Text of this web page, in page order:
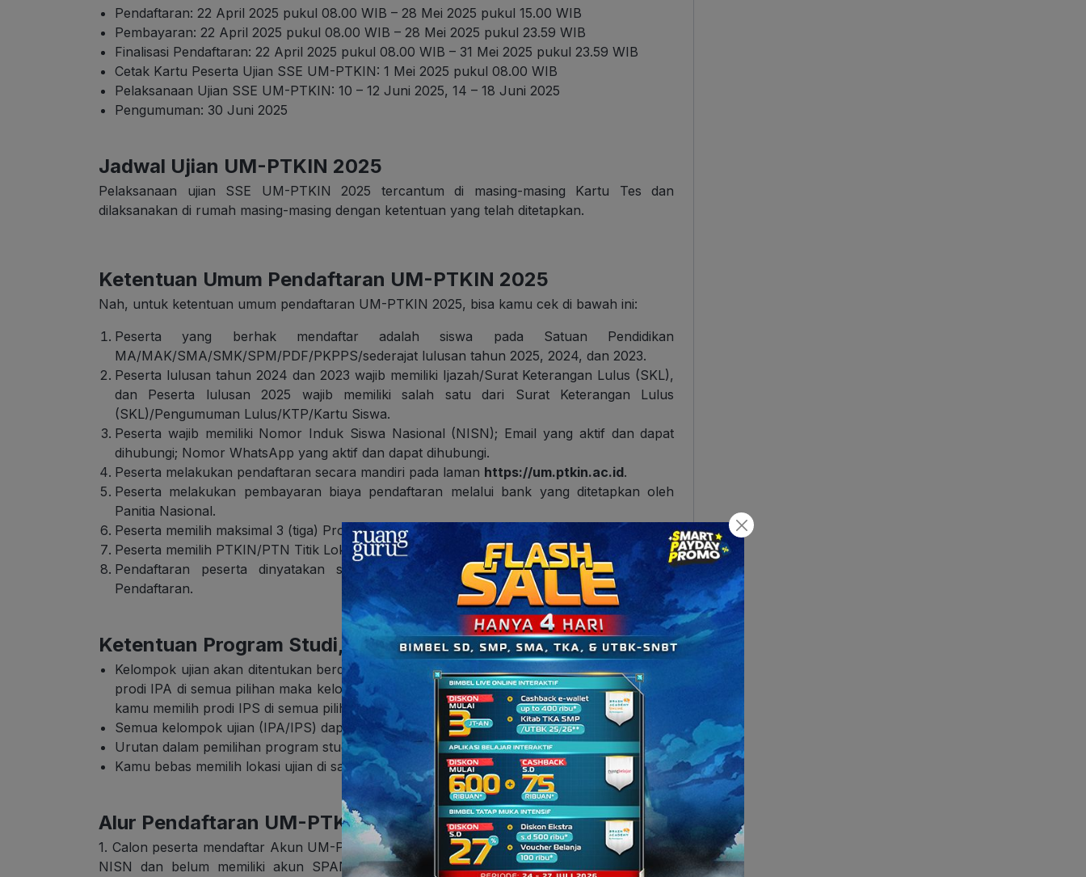
Pendaftaran: 22 April 2025 pukul 08.00 WIB – 28 Mei 2025 pukul 15.00 WIB
Pembayaran: 22 April 2025 pukul 08.00 WIB – 28 Mei 2025 pukul 23.59 WIB
Finalisasi Pendaftaran: 22 April 2025 pukul 08.00 WIB – 31 Mei 2025 pukul 23.59 WIB
Cetak Kartu Peserta Ujian SSE UM-PTKIN: 1 Mei 2025 pukul 08.00 WIB
Pelaksanaan Ujian SSE UM-PTKIN: 10 – 12 Juni 2025, 14 – 18 Juni 2025
Pengumuman: 30 Juni 2025
Jadwal Ujian UM-PTKIN 2025
Pelaksanaan ujian SSE UM-PTKIN 2025 tercantum di masing-masing Kartu Tes dan
dilaksanakan di rumah masing-masing dengan ketentuan yang telah ditetapkan.
Ketentuan Umum Pendaftaran UM-PTKIN 2025
Nah, untuk ketentuan umum pendaftaran UM-PTKIN 2025, bisa kamu cek di bawah ini:
Peserta yang berhak mendaftar adalah siswa pada Satuan Pendidikan
MA/MAK/SMA/SMK/SPM/PDF/PKPPS/sederajat lulusan tahun 2025, 2024, dan 2023.
Peserta lulusan tahun 2024 dan 2023 wajib memiliki Ijazah/Surat Keterangan Lulus (SKL),
dan Peserta lulusan 2025 wajib memiliki salah satu dari Surat Keterangan Lulus
(SKL)/Pengumuman Lulus/KTP/Kartu Siswa.
Peserta wajib memiliki Nomor Induk Siswa Nasional (NISN); Email yang aktif dan dapat
dihubungi; Nomor WhatsApp yang aktif dan dapat dihubungi.
Peserta melakukan pendaftaran secara mandiri pada laman https://um.ptkin.ac.id.
Peserta melakukan pembayaran biaya pendaftaran melalui bank yang ditetapkan oleh
Panitia Nasional.
Peserta memilih maksimal 3 (tiga) Program Studi pada PTKIN/PTN.
Peserta memilih PTKIN/PTN Titik Lokasi Ujian.
Pendaftaran peserta dinyatakan selesai apabila peserta telah melakukan Finalisasi
Pendaftaran.
Ketentuan Program Studi, Jumlah Pilihan, dan Lokasi Ujian
Kelompok ujian akan ditentukan berdasarkan prodi yang kamu pilih. Apabila kamu memilih
prodi IPA di semua pilihan maka kelompok ujian yang akan kamu ikuti adalah IPA, atau jika
kamu memilih prodi IPS di semua pilihan maka kamu akan mengikuti ujian IPS.
Semua kelompok ujian (IPA/IPS) dapat memilih minimal 1 prodi dan maksimal 3 prodi.
Urutan dalam pemilihan program studi menyatakan prioritas pilihan.
Kamu bebas memilih lokasi ujian di salah satu PTKIN seluruh Indonesia.
Alur Pendaftaran UM-PTKIN 2025
1. Calon peserta mendaftar Akun UM-PTKIN. Pilih Daftar Bagi Calon Pendaftar yang memiliki
NISN dan belum memiliki akun SPAN-PTKIN. Username dan Password didapat setelah